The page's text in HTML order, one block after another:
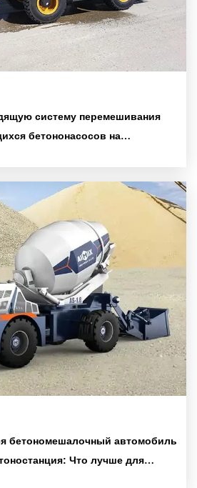
систему перемешивания
бетононасосов на
бетономешалочный автомобиль
Что лучше для